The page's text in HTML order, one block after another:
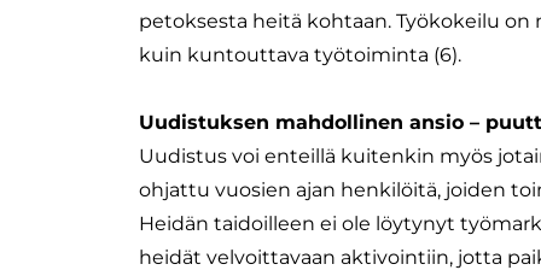
petoksesta heitä kohtaan. Työkokeilu
kuin kuntouttava työtoiminta (6).
Uudistuksen mahdollinen ansio –
Uudistus voi enteillä kuitenkin myös
ohjattu vuosien ajan henkilöitä, joiden
Heidän taidoilleen ei ole löytynyt
heidät velvoittavaan aktivointiin, jotta